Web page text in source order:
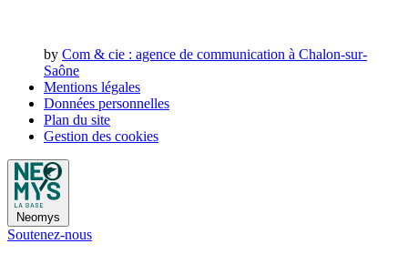
by Com & cie : agence de communication à Chalon-sur-
Saône
Mentions légales
Données personnelles
Plan du site
Gestion des cookies
Neomys
Soutenez-nous